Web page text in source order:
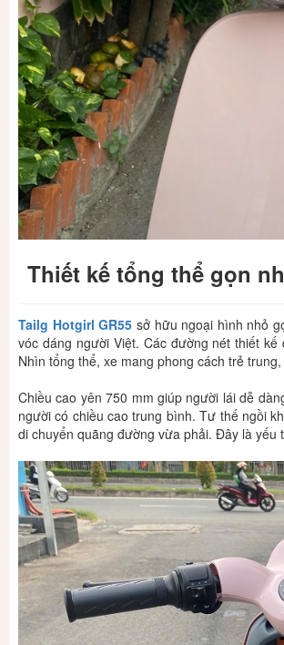
Thiết kế tổng thể gọn
Tailg Hotgirl GR55 sở hữu ngoại hình nhỏ
vóc dáng người Việt. Các đường nét thiết
Nhìn tổng thể, xe mang phong cách trẻ
Chiều cao yên 750 mm giúp người lái dễ
người có chiều cao trung bình. Tư thế ngồi
di chuyển quãng đường vừa phải. Đây là yếu